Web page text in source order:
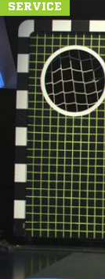
SERVICE